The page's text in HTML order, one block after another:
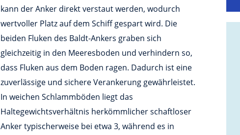
kann der Anker direkt verstaut werden, wodurch
wertvoller Platz auf dem Schiff gespart wird. Die
beiden Fluken des Baldt-Ankers graben sich
gleichzeitig in den Meeresboden und verhindern so,
dass Fluken aus dem Boden ragen. Dadurch ist eine
zuverlässige und sichere Verankerung gewährleistet.
In weichen Schlammböden liegt das
Haltegewichtsverhältnis herkömmlicher schaftloser
Anker typischerweise bei etwa 3, während es in